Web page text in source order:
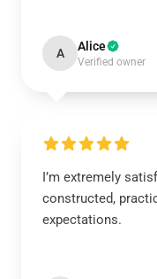
A Alice
Verified owner
I’m extremely
constructed,
expectations.